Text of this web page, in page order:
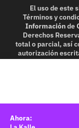
El uso de este
Términos y
Informaciónde
Derechos
total o parcial, así
autorización
in part, or